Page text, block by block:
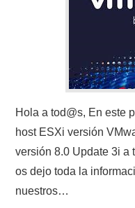
Hola a tod@s, En este
host ESXi versión
versión 8.0 Update 3i a
os dejo toda la
nuestros…